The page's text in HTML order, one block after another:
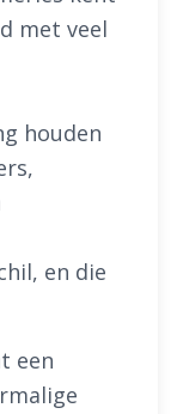
met veel
houden
en die
een